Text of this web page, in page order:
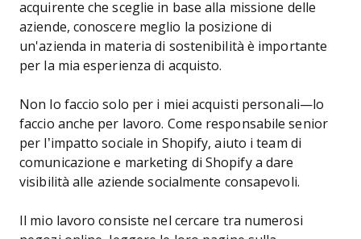
acquirente che sceglie in base alla missione delle
aziende, conoscere meglio la posizione di
un'azienda in materia di sostenibilità è importante
per la mia esperienza di acquisto.
Non lo faccio solo per i miei acquisti personali—lo
faccio anche per lavoro. Come responsabile senior
per l’impatto sociale in Shopify, aiuto i team di
comunicazione e marketing di Shopify a dare
visibilità alle aziende socialmente consapevoli.
Il mio lavoro consiste nel cercare tra numerosi